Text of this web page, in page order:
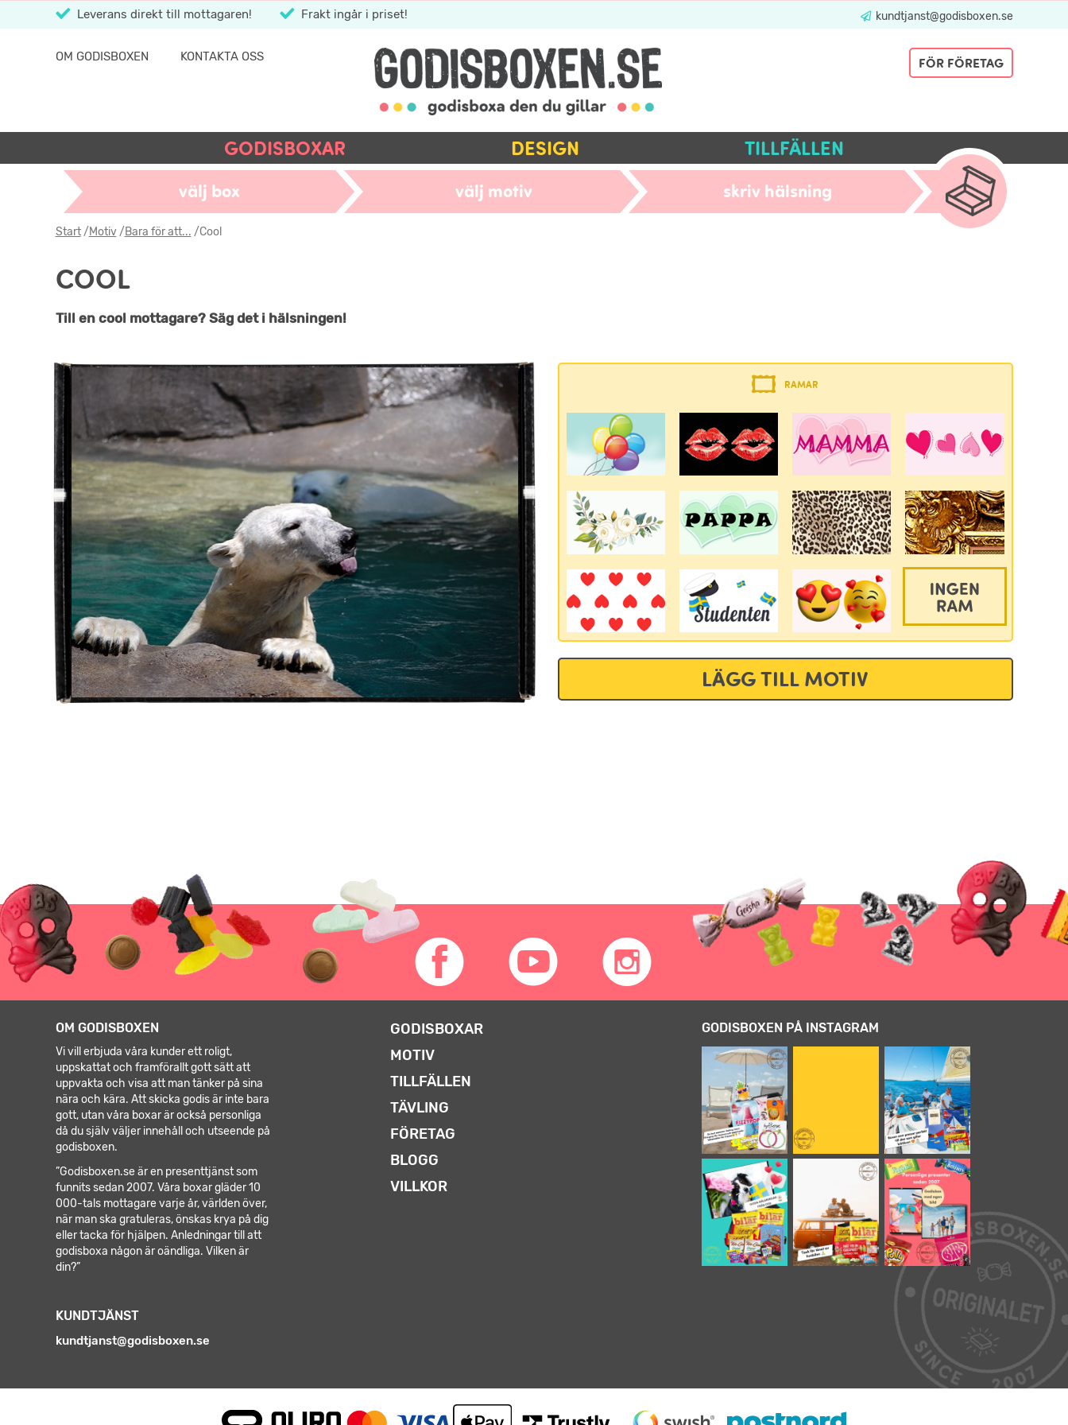
Leverans direkt till mottagaren! Frakt ingår i priset! kundtjanst@godisboxen.se
OM GODISBOXEN KONTAKTA OSS FÖR FÖRETAG
GODISBOXAR DESIGN TILLFÄLLEN
välj box välj motiv skriv hälsning
Start/Motiv/Bara för att... /Cool
COOL
Till en cool mottagare? Säg det i hälsningen!
RAMAR
LÄGG TILL MOTIV
GODISBOXEN PÅ INSTAGRAM
GODISBOXAR
MOTIV
TILLFÄLLEN
TÄVLING
FÖRETAG
BLOGG
VILLKOR
KUNDTJÄNST
kundtjanst@godisboxen.se
OM GODISBOXEN
Vi vill erbjuda våra kunder ett roligt,
uppskattat och framförallt gott sätt att
uppvakta och visa att man tänker på sina
nära och kära. Att skicka godis är inte bara
gott, utan våra boxar är också personliga
då du själv väljer innehåll och utseende på
godisboxen.
”Godisboxen.se är en presenttjänst som
funnits sedan 2007. Våra boxar gläder 10
000-tals mottagare varje år, världen över,
när man ska gratuleras, önskas krya på dig
eller tacka för hjälpen. Anledningar till att
godisboxa någon är oändliga. Vilken är
din?”